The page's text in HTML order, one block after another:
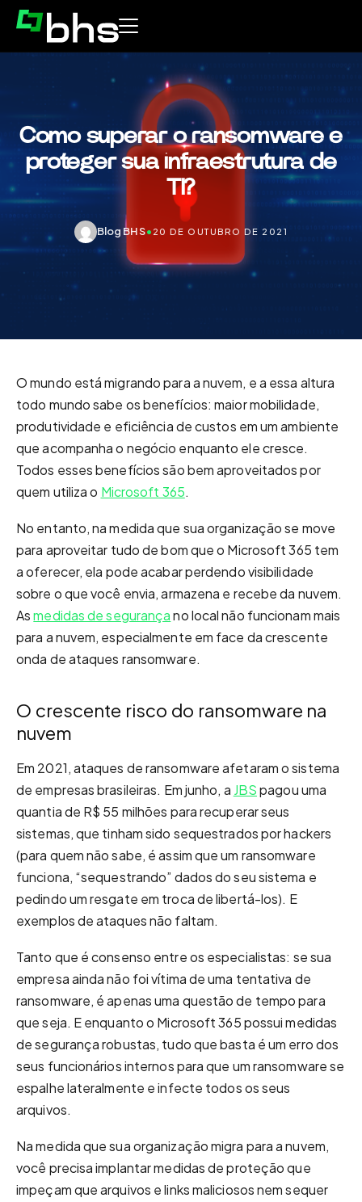
Como superar o ransomware e
proteger sua infraestrutura de
TI?
Blog BHS• 20 DE OUTUBRO DE 2021
O mundo está migrando para a nuvem, e a essa altura
todo mundo sabe os benefícios: maior mobilidade,
produtividade e eficiência de custos em um ambiente
que acompanha o negócio enquanto ele cresce.
Todos esses benefícios são bem aproveitados por
quem utiliza o Microsoft 365.
No entanto, na medida que sua organização se move
para aproveitar tudo de bom que o Microsoft 365 tem
a oferecer, ela pode acabar perdendo visibilidade
sobre o que você envia, armazena e recebe da nuvem.
Asmedidas de segurançano local não funcionam mais
para a nuvem, especialmente em face da crescente
onda de ataques ransomware.
O crescente risco do ransomware na
nuvem
Em 2021, ataques de ransomware afetaram o sistema
de empresas brasileiras. Em junho, a JBSpagou uma
quantia de R$ 55 milhões para recuperar seus
sistemas, que tinham sido sequestrados por hackers
(para quem não sabe, é assim que um ransomware
funciona, “sequestrando” dados do seu sistema e
pedindo um resgate em troca de libertá-los). E
exemplos de ataques não faltam.
Tanto que é consenso entre os especialistas: se sua
empresa ainda não foi vítima de uma tentativa de
ransomware, é apenas uma questão de tempo para
que seja. E enquanto o Microsoft 365 possui medidas
de segurança robustas, tudo que basta é um erro dos
seus funcionários internos para que um ransomware se
espalhe lateralmente e infecte todos os seus
arquivos.
Na medida que sua organização migra para a nuvem,
você precisa implantar medidas de proteção que
impeçam que arquivos e links maliciosos nem sequer